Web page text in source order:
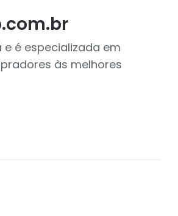
é especializada em
às melhores